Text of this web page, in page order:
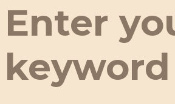
Enter
keyword